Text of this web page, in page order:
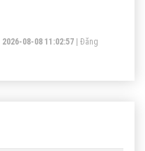
2026-08-08 11:02:57
Đăng